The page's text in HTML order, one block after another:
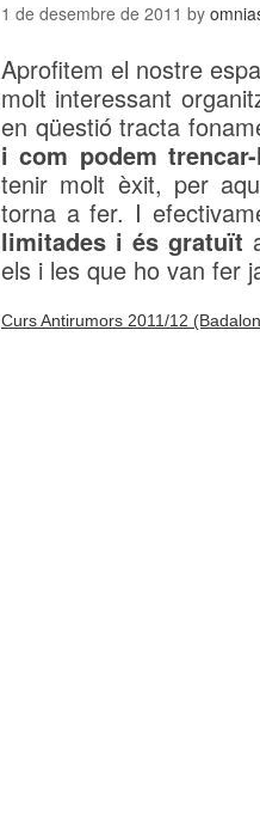
1 de desembre de 2011 by
Aprofitem el nostre
molt interessant
en qüestió tracta
i com podem
tenir molt èxit, per
torna a fer. I
limitades i és gratuït
els i les que ho van fer
Curs Antirumors 2011/12